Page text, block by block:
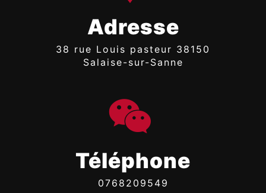
Adresse
38 rue Louis pasteur 38150
Salaise-sur-Sanne
Téléphone
0768209549